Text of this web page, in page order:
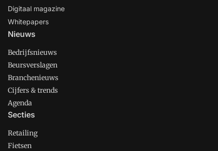
Digitaal magazine
Whitepapers
Nieuws
Bedrijfsnieuws
Beursverslagen
Branchenieuws
Cijfers & trends
Agenda
Secties
Retailing
Fietsen